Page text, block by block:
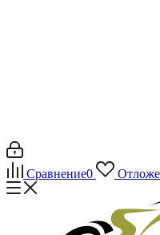
Сравнение0